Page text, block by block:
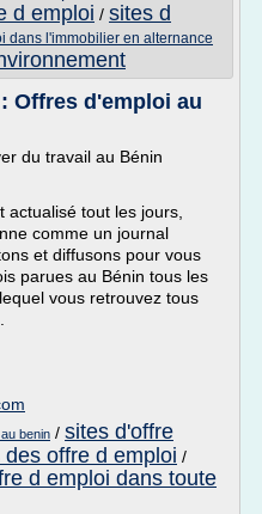
d emploi / sites d
dans l'immobilier en alternance
Offres d'emploi au
du travail au Bénin
tout les jours,
comme un journal
et diffusons pour vous
parues au Bénin tous les
vous retrouvez tous
benin / sites d'offre
des offre d emploi /
d emploi dans toute